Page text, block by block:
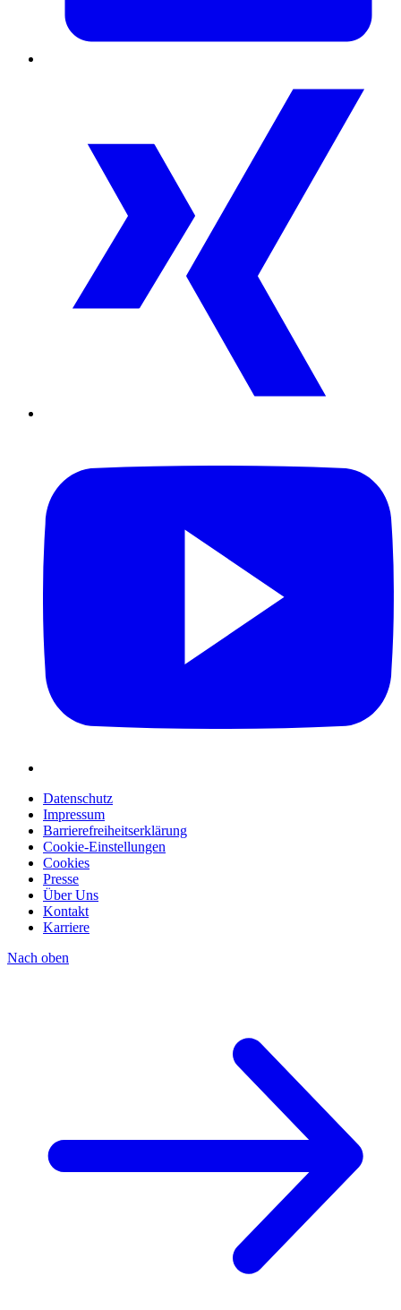
Datenschutz
Impressum
Barrierefreiheitserklärung
Cookie-Einstellungen
Cookies
Presse
Über Uns
Kontakt
Karriere
Nach oben